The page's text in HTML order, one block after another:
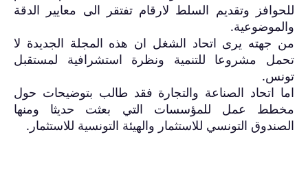
للحوافز وتقديم السلط لارقام تفتقر الى معايير الدقة
والموضوعية.
من جهته يرى اتحاد الشغل ان هذه المجلة الجديدة لا
تحمل مشروعا للتنمية ونظرة استشرافية لمستقبل
تونس.
اما اتحاد الصناعة والتجارة فقد طالب بتوضيحات حول
مخطط عمل للمؤسسات التي بعثت حديثا ومنها
الصندوق التونسي للاستثمار والهيئة التونسية للاستثمار .